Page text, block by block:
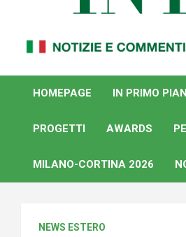
By Internews
internazionale
HOMEPAGE
IN PRIMO
PROGETTI AWARDS
MILANO-CORTINA 2026
NEWS ESTERO